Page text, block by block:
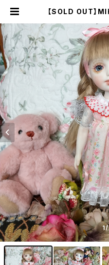
【SOLD OUT】
| Gallery Miko-
クーパー・サルグ
ーク・ラ
1/